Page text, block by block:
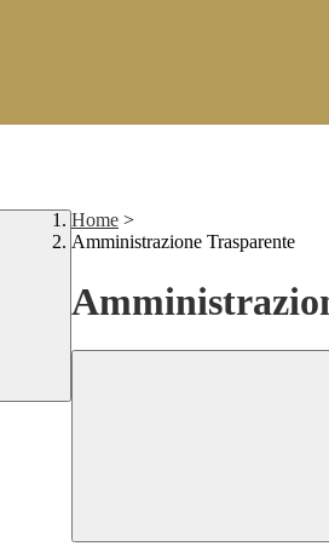
Home >
Amministrazione Trasparente